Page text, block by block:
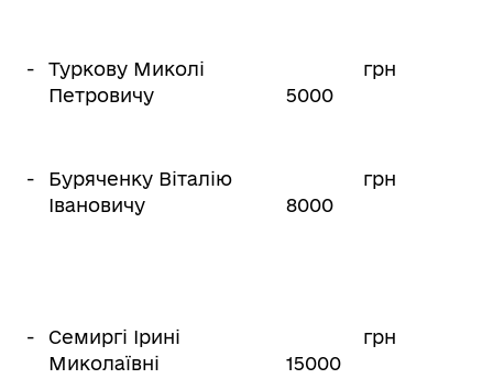
-
Туркову Миколі
Петровичу
5000
грн
-
Буряченку Віталію
Івановичу
8000
грн
-
Семиргі Ірині
Миколаївні
15000
грн